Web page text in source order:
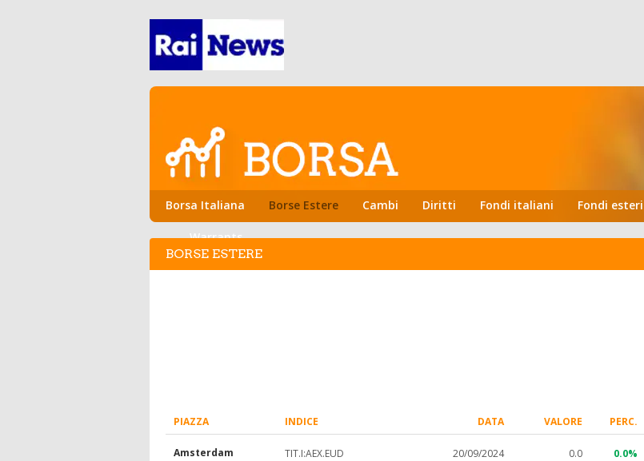
Borsa Italiana Borse Estere Cambi Diritti Fondi italiani Fondi esteri
Warrants
BORSE ESTERE
PIAZZA INDICE DATA VALORE PERC.
Amsterdam TIT.I:AEX.EUD 20/09/2024 0.0 0.0%